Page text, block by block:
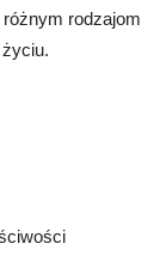
rodzajom